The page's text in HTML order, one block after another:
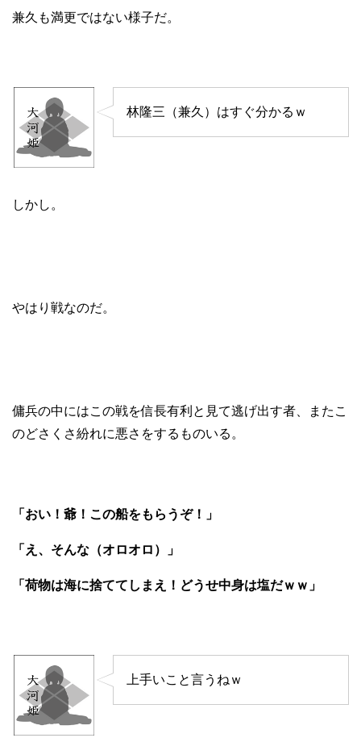
兼久も満更ではない様子だ。
林隆三（兼久）はすぐ分かるｗ
しかし。
やはり戦なのだ。
傭兵の中にはこの戦を信長有利と見て逃げ出す者、またこ
のどさくさ紛れに悪さをするものいる。
「おい！爺！この船をもらうぞ！」
「え、そんな（オロオロ）」
「荷物は海に捨ててしまえ！どうせ中身は塩だｗｗ」
上手いこと言うねｗ